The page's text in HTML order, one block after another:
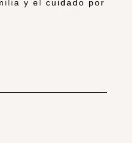
y el cuidado por